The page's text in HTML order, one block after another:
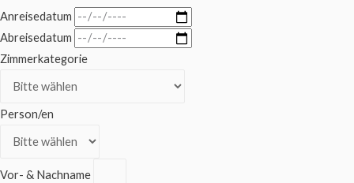
Anreisedatum
Abreisedatum
Zimmerkategorie
Person/en
Vor- & Nachname